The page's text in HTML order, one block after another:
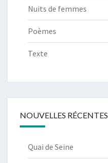
Nuits de femmes
Poèmes
Texte
NOUVELLES RÉCENTES
Quai de Seine